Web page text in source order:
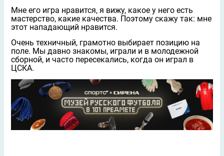
Мне его игра нравится, я вижу, какое у него есть
мастерство, какие качества. Поэтому скажу так: мне
этот нападающий нравится.
Очень техничный, грамотно выбирает позицию на
поле. Мы давно знакомы, играли и в молодежной
сборной, и часто пересекались, когда он играл в
ЦСКА.